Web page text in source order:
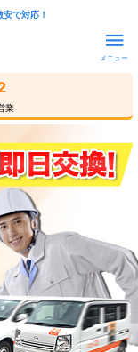
で対応！
メニュー
業